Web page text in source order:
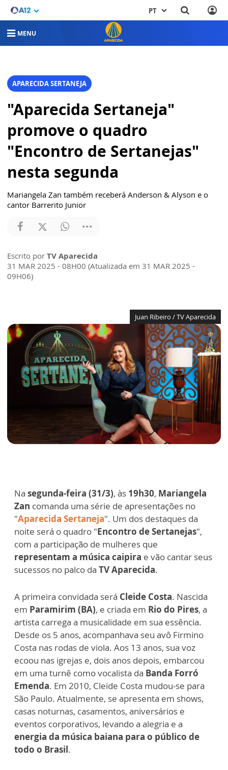
PT
MENU
APARECIDA SERTANEJA
"Aparecida Sertaneja"
promove o quadro
"Encontro de Sertanejas"
nesta segunda
Mariangela Zan também receberá Anderson & Alyson e o
cantor Barrerito Junior
Escrito por TV Aparecida
31 MAR 2025 - 08H00 (Atualizada em 31 MAR 2025 -
09H06)
Juan Ribeiro / TV Aparecida
Na segunda-feira (31/3), às 19h30, Mariangela
Zan comanda uma série de apresentações no
"Aparecida Sertaneja". Um dos destaques da
noite será o quadro "Encontro de Sertanejas",
com a participação de mulheres que
representam a música caipira e vão cantar seus
sucessos no palco da TV Aparecida.
A primeira convidada será Cleide Costa. Nascida
em Paramirim (BA), e criada em Rio do Pires, a
artista carrega a musicalidade em sua essência.
Desde os 5 anos, acompanhava seu avô Firmino
Costa nas rodas de viola. Aos 13 anos, sua voz
ecoou nas igrejas e, dois anos depois, embarcou
em uma turnê como vocalista da Banda Forró
Emenda. Em 2010, Cleide Costa mudou-se para
São Paulo. Atualmente, se apresenta em shows,
casas noturnas, casamentos, aniversários e
eventos corporativos, levando a alegria e a
energia da música baiana para o público de
todo o Brasil.